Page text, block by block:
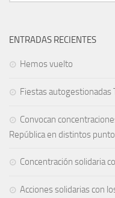
ENTRADAS RECIENTES
Hemos vuelto
Fiestas autogestionadas
Convocan
República en distintos
Concentración solidaria
Acciones solidarias con